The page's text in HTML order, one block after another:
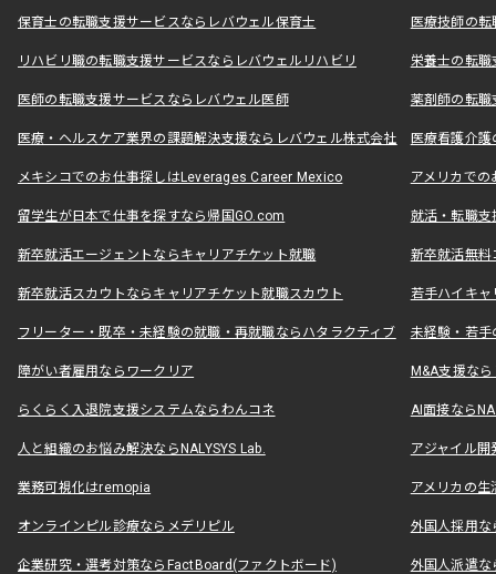
保育士の転職支援サービスならレバウェル保育士 医療技師の
リハビリ職の転職支援サービスならレバウェルリハビリ 栄養士の転
医師の転職支援サービスならレバウェル医師 薬剤師の転
医療・ヘルスケア業界の課題解決支援ならレバウェル株式会社 医療看護介
メキシコでのお仕事探しはLeverages Career Mexico アメリカで
留学生が日本で仕事を探すなら帰国GO.com 就活・転職
新卒就活エージェントならキャリアチケット就職 新卒就活無料
新卒就活スカウトならキャリアチケット就職スカウト 若手ハイキ
フリーター・既卒・未経験の就職・再就職ならハタラクティブ 未経験・若手
障がい者雇用ならワークリア M&A支援な
らくらく入退院支援システムならわんコネ AI面接なら
人と組織のお悩み解決ならNALYSYS Lab. アジャイル
業務可視化はremopia アメリカの
オンラインピル診療ならメデリピル 外国人採用
企業研究・選考対策ならFactBoard(ファクトボード) 外国人派遣な